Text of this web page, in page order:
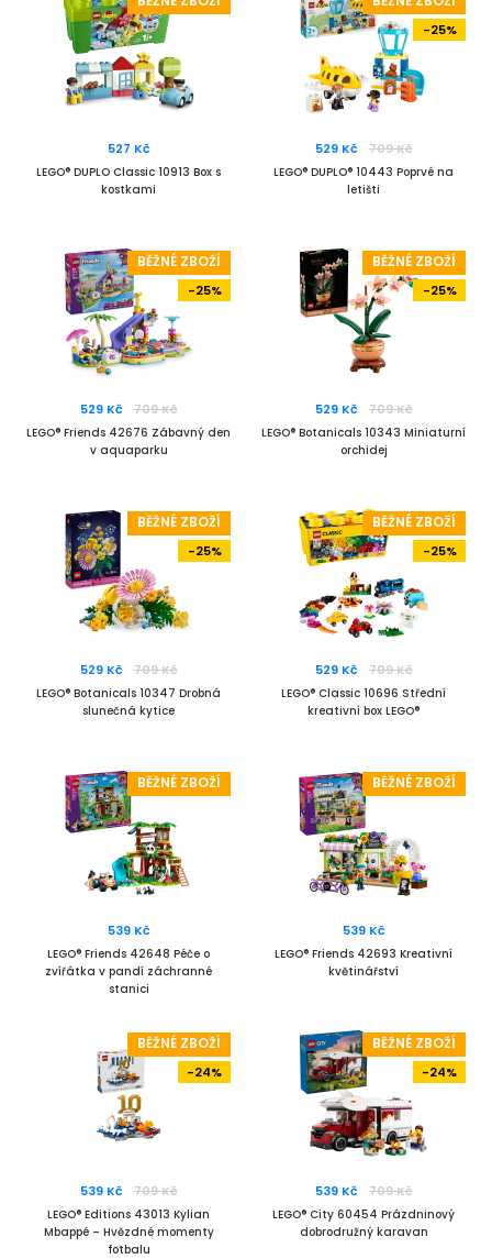
527 Kč
LEGO® DUPLO Classic 10913 Box s
kostkami
-25%
529 Kč 709 Kč
LEGO® DUPLO® 10443 Poprvé na
letišti
BĚŽNÉ ZBOŽÍ
-25%
529 Kč 709 Kč
LEGO® Friends 42676 Zábavný den
v aquaparku
BĚŽNÉ ZBOŽÍ
-25%
529 Kč 709 Kč
LEGO® Botanicals 10343 Miniaturní
orchidej
BĚŽNÉ ZBOŽÍ
-25%
529 Kč 709 Kč
LEGO® Botanicals 10347 Drobná
slunečná kytice
BĚŽNÉ ZBOŽÍ
-25%
529 Kč 709 Kč
LEGO® Classic 10696 Střední
kreativní box LEGO®
BĚŽNÉ ZBOŽÍ
539 Kč
LEGO® Friends 42648 Péče o
zvířátka v pandí záchranné
stanici
BĚŽNÉ ZBOŽÍ
539 Kč
LEGO® Friends 42693 Kreativní
květinářství
BĚŽNÉ ZBOŽÍ
-24%
539 Kč 709 Kč
LEGO® Editions 43013 Kylian
Mbappé – Hvězdné momenty
fotbalu
BĚŽNÉ ZBOŽÍ
-24%
539 Kč 709 Kč
LEGO® City 60454 Prázdninový
dobrodružný karavan